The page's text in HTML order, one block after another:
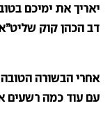
יאריך את ימיכם
דב הכהן קוק
אחרי הבשורה
עם עוד כמה רשעים